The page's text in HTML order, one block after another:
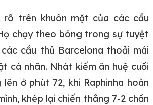
rõ trên khuôn mặt của các cầu
chạy theo bóng trong sự tuyệt
cầu thủ Barcelona thoải mái
cá nhân. Nhát kiếm ân huệ cuối
ở phút 72, khi Raphinha hoàn
khép lại chiến thắng 7-2 chấn